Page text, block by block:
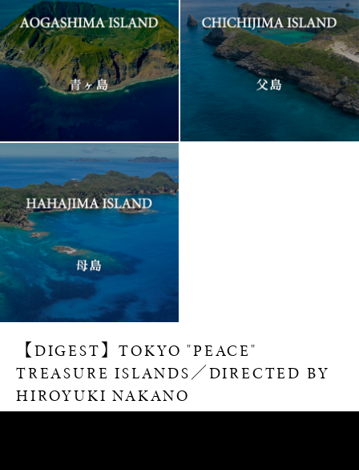
【DIGEST】TOKYO "PEACE"
TREASURE ISLANDS／DIRECTED BY
HIROYUKI NAKANO